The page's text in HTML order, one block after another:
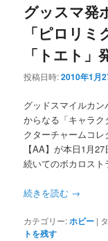
グッスマ発
「ピロリミ
「トエト」
投稿日時:2010年1月
グッドスマイルカ
からなる「キャラ
クターチャームコレ
【AA】が本日1月
続いてのボカロスト
続きを読む →
カテゴリー:ホビー |
トを残す